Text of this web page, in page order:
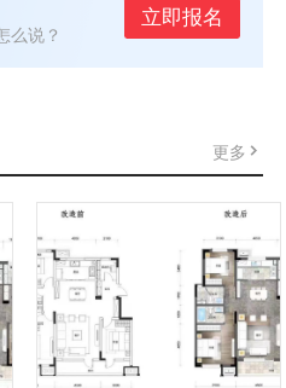
么说？
立即报名
更多